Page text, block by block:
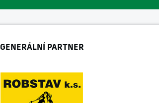
GENERÁLNÍ PARTNER